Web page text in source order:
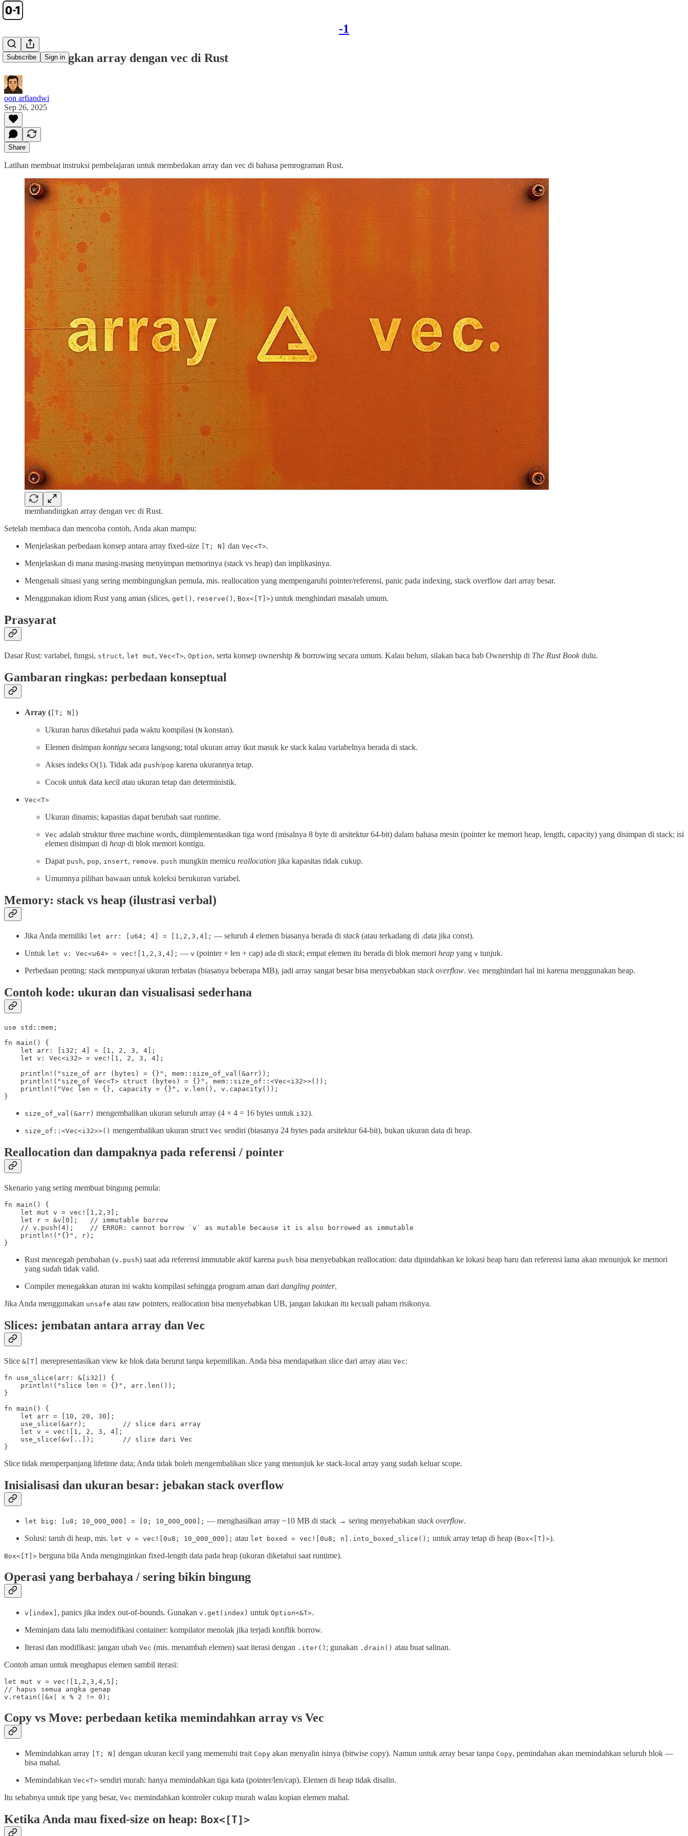
-1
Subscribe Sign in
Membandingkan array dengan vec di Rust
oon arfiandwi
Sep 26, 2025
Share
Latihan membuat instruksi pembelajaran untuk membedakan array dan vec di bahasa pemrograman Rust.
membandingkan array dengan vec di Rust.
Setelah membaca dan mencoba contoh, Anda akan mampu:
Menjelaskan perbedaan konsep antara array fixed-size
[T; N] dan Vec<T>.
Menjelaskan di mana masing-masing menyimpan memorinya (stack vs heap) dan implikasinya.
Mengenali situasi yang sering membingungkan pemula, mis. reallocation yang mempengaruhi pointer/referensi, panic pada indexing, stack overflow dari array besar.
Menggunakan idiom Rust yang aman (slices, get() , reserve() , Box<[T]>) untuk menghindari masalah umum.
Prasyarat
Dasar Rust: variabel, fungsi, struct, let mut, Vec<T>, Option, serta konsep ownership & borrowing secara umum. Kalau belum, silakan baca bab Ownership di The Rust Bookdulu.
Gambaran ringkas: perbedaan konseptual
Array ( [T; N] )
Ukuran harus diketahui pada waktu kompilasi (N konstan).
Elemen disimpan kontigu secara langsung; total ukuran array ikut masuk ke stack kalau variabelnya berada di stack.
Akses indeks O(1). Tidak ada push/pop karena ukurannya tetap.
Cocok untuk data kecil atau ukuran tetap dan deterministik.
Vec<T>
Ukuran dinamis; kapasitas dapat berubah saat runtime.
Vec adalah struktur three machine words, diimplementasikan tiga word (misalnya 8 byte di arsitektur 64-bit) dalam bahasa mesin (pointer ke memori heap, length, capacity) yang disimpan di stack; isi
elemen disimpan di heap di blok memori kontigu.
Dapat push, pop, insert, remove. push mungkin memicu reallocation jika kapasitas tidak cukup.
Umumnya pilihan bawaan untuk koleksi berukuran variabel.
Memory: stack vs heap (ilustrasi verbal)
Jika Anda memiliki let arr: [u64; 4] = [1,2,3,4]; — seluruh 4 elemen biasanya berada di stack(atau terkadang di .data jika const).
Untuk let v: Vec<u64> = vec![1,2,3,4]; — v (pointer + len + cap) ada di stack; empat elemen itu berada di blok memori heap yang v tunjuk.
Perbedaan penting: stack mempunyai ukuran terbatas (biasanya beberapa MB), jadi array sangat besar bisa menyebabkan stack overflow. Vec menghindari hal ini karena menggunakan heap.
Contoh kode: ukuran dan visualisasi sederhana
use std::mem;
fn main() {
    let arr: [i32; 4] = [1, 2, 3, 4];
    let v: Vec<i32> = vec![1, 2, 3, 4];
    println!("size_of arr (bytes) = {}", mem::size_of_val(&arr));
    println!("size_of Vec<T> struct (bytes) = {}", mem::size_of::<Vec<i32>>());
    println!("Vec len = {}, capacity = {}", v.len(), v.capacity());
}
size_of_val(&arr) mengembalikan ukuran seluruh array (4 × 4 = 16 bytes untuk i32).
size_of::<Vec<i32>>() mengembalikan ukuran struct Vec sendiri (biasanya 24 bytes pada arsitektur 64-bit), bukan ukuran data di heap.
Reallocation dan dampaknya pada referensi / pointer
Skenario yang sering membuat bingung pemula:
fn main() {
    let mut v = vec![1,2,3];
    let r = &v[0];   // immutable borrow
    // v.push(4);    // ERROR: cannot borrow `v` as mutable because it is also borrowed as immutable
    println!("{}", r);
}
Rust mencegah perubahan (v.push) saat ada referensi immutable aktif karena push bisa menyebabkan reallocation: data dipindahkan ke lokasi heap baru dan referensi lama akan menunjuk ke memori
yang sudah tidak valid.
Compiler menegakkan aturan ini waktu kompilasi sehingga program aman dari dangling pointer.
Jika Anda menggunakan unsafe atau raw pointers, reallocation bisa menyebabkan UB, jangan lakukan itu kecuali paham risikonya.
Slices: jembatan antara array dan Vec
Slice &[T] merepresentasikan view ke blok data berurut tanpa kepemilikan. Anda bisa mendapatkan slice dari array atau Vec:
fn use_slice(arr: &[i32]) {
    println!("slice len = {}", arr.len());
}
fn main() {
    let arr = [10, 20, 30];
    use_slice(&arr);         // slice dari array
    let v = vec![1, 2, 3, 4];
    use_slice(&v[..]);       // slice dari Vec
}
Slice tidak memperpanjang lifetime data; Anda tidak boleh mengembalikan slice yang menunjuk ke stack-local array yang sudah keluar scope.
Inisialisasi dan ukuran besar: jebakan stack overflow
let big: [u8; 10_000_000] = [0; 10_000_000]; — menghasilkan array ~10 MB di stack → sering menyebabkan stack overflow.
Solusi: taruh di heap, mis. let v = vec![0u8; 10_000_000]; atau let boxed = vec![0u8; n].into_boxed_slice(); untuk array tetap di heap (Box<[T]>).
Box<[T]> berguna bila Anda menginginkan fixed-length data pada heap (ukuran diketahui saat runtime).
Operasi yang berbahaya / sering bikin bingung
v[index] , panics jika index out-of-bounds. Gunakan v.get(index) untuk Option<&T>.
Meminjam data lalu memodifikasi container: kompilator menolak jika terjadi konflik borrow.
Iterasi dan modifikasi: jangan ubah Vec (mis. menambah elemen) saat iterasi dengan .iter() ; gunakan .drain() atau buat salinan.
Contoh aman untuk menghapus elemen sambil iterasi:
let mut v = vec![1,2,3,4,5];
// hapus semua angka genap
v.retain(|&x| x % 2 != 0);
Copy vs Move: perbedaan ketika memindahkan array vs Vec
Memindahkan array [T; N] dengan ukuran kecil yang memenuhi trait Copy akan menyalin isinya (bitwise copy). Namun untuk array besar tanpa Copy, pemindahan akan memindahkan seluruh blok —
bisa mahal.
Memindahkan Vec<T> sendiri murah: hanya memindahkan tiga kata (pointer/len/cap). Elemen di heap tidak disalin.
Itu sebabnya untuk tipe yang besar, Vec memindahkan kontroler cukup murah walau kopian elemen mahal.
Ketika Anda mau fixed-size on heap: Box<[T]>